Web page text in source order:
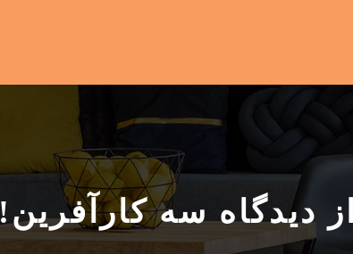
دیدگاه سه کارآفرین!